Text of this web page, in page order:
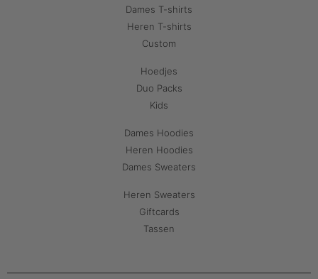
Dames T-shirts
Heren T-shirts
Custom
Hoedjes
Duo Packs
Kids
Dames Hoodies
Heren Hoodies
Dames Sweaters
Heren Sweaters
Giftcards
Tassen